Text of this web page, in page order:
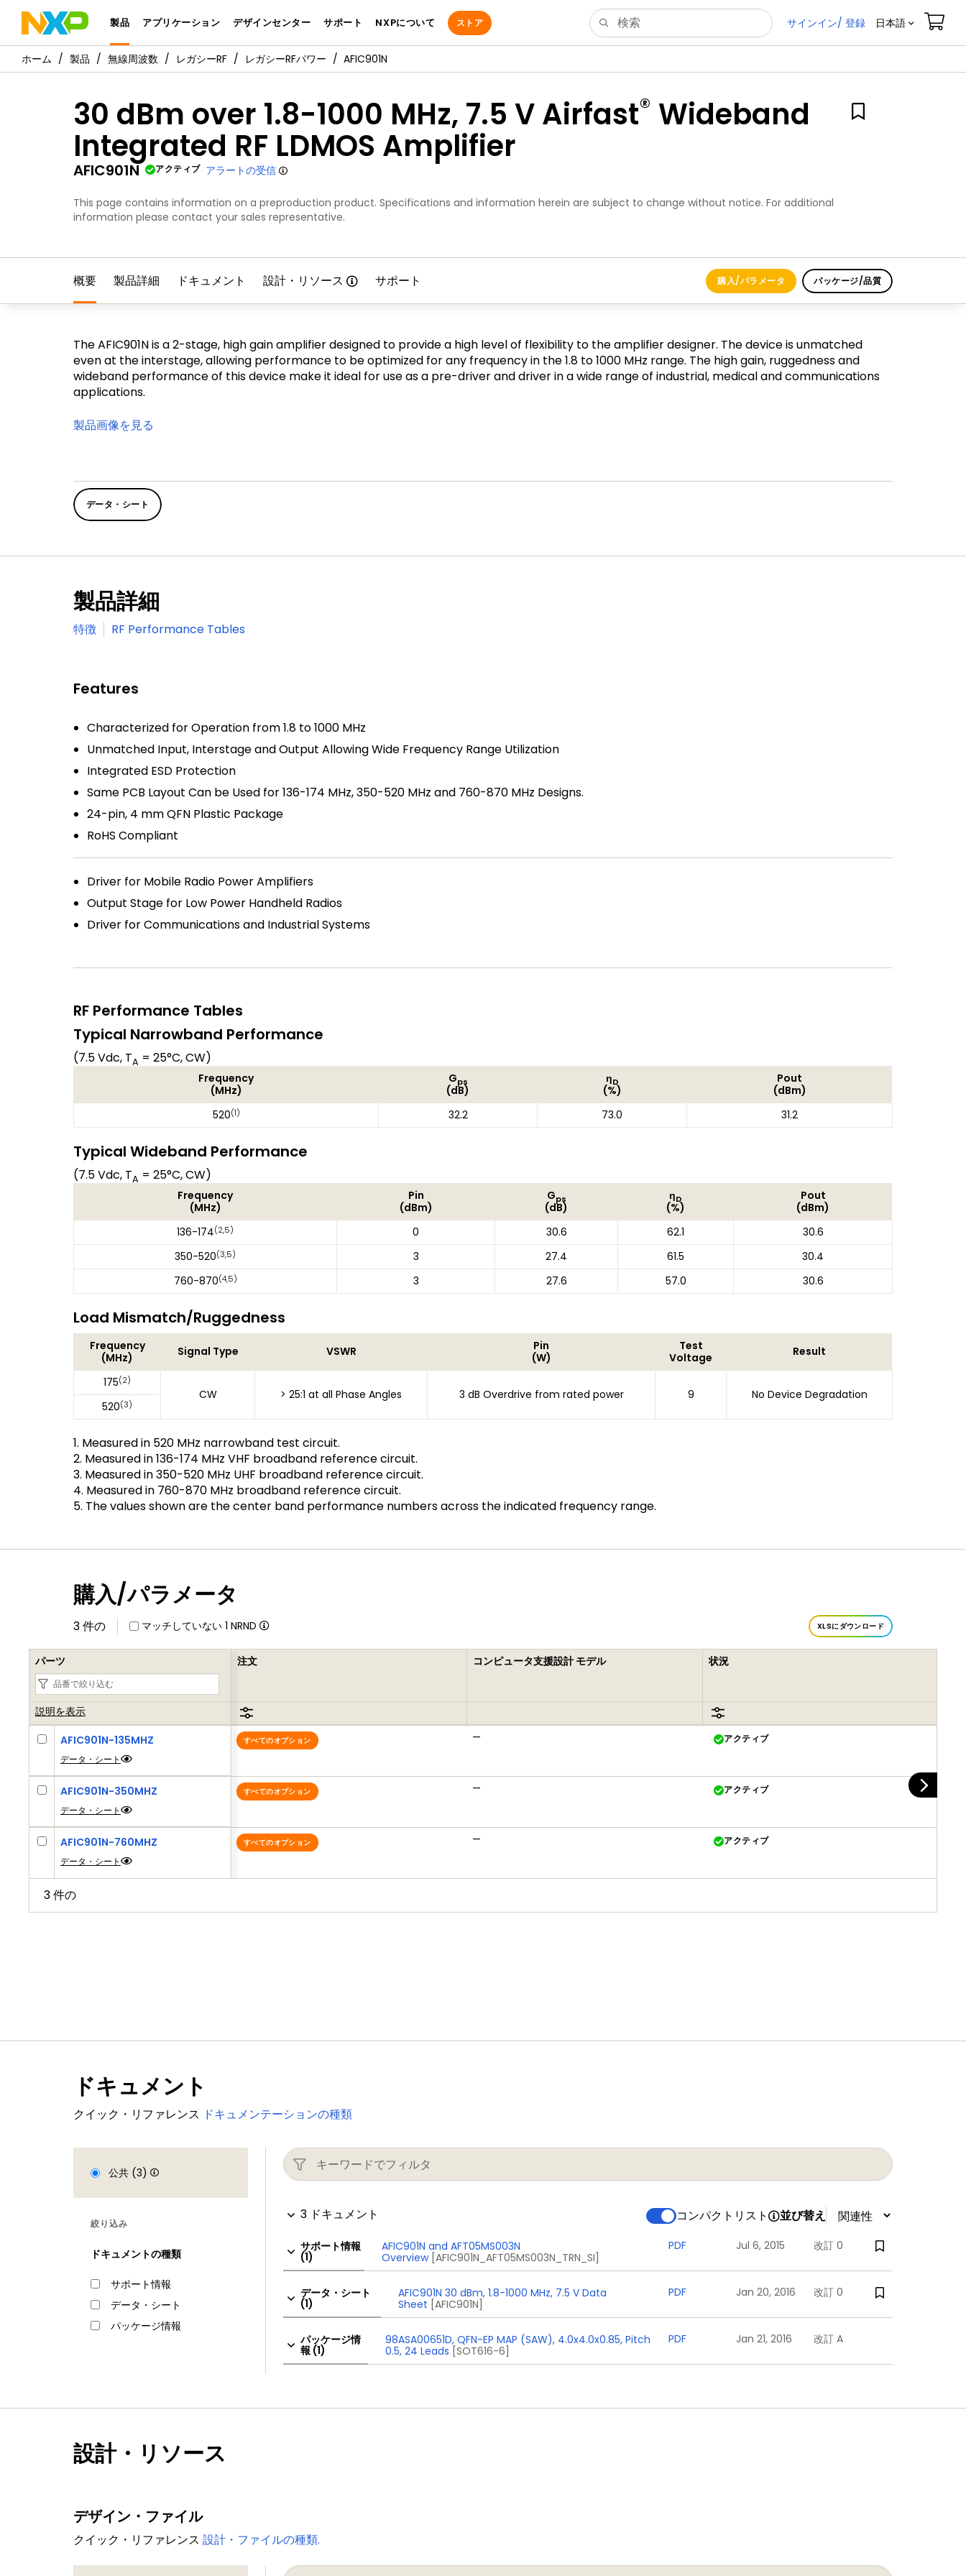
製品 アプリケーション デザインセンター サポート NXPについて ストア サインイン/ 登録 日本語
製品 無線周波数 レガシーRF レガシーRFパワー AFIC901N
30 dBm over 1.8-1000 MHz, 7.5 V Airfast® Wideband
Integrated RF LDMOS Amplifier
AFIC901N アクティブ アラートの受信
This page contains information on a preproduction product. Specifications and information herein are subject to change without notice. For additional
information please contact your sales representative.
概要 製品詳細 ドキュメント 設計・リソース サポート 購入/パラメータ パッケージ/品質
The AFIC901N is a 2-stage, high gain amplifier designed to provide a high level of flexibility to the amplifier designer. The device is unmatched
even at the interstage, allowing performance to be optimized for any frequency in the 1.8 to 1000 MHz range. The high gain, ruggedness and
wideband performance of this device make it ideal for use as a pre-driver and driver in a wide range of industrial, medical and communications
applications.
製品画像を見る
データ・シート
製品詳細
特徴 RF Performance Tables
Features
Characterized for Operation from 1.8 to 1000 MHz
Unmatched Input, Interstage and Output Allowing Wide Frequency Range Utilization
Integrated ESD Protection
Same PCB Layout Can be Used for 136-174 MHz, 350-520 MHz and 760-870 MHz Designs.
24-pin, 4 mm QFN Plastic Package
RoHS Compliant
Driver for Mobile Radio Power Amplifiers
Output Stage for Low Power Handheld Radios
Driver for Communications and Industrial Systems
RF Performance Tables
Typical Narrowband Performance
(7.5 Vdc, TA = 25°C, CW)
Frequency
(MHz)
Gps
(dB)
ηD
(%)
Pout
(dBm)
520(1) 32.2 73.0 31.2
Typical Wideband Performance
(7.5 Vdc, TA = 25°C, CW)
Frequency
(MHz)
Pin
(dBm)
Gps
(dB)
ηD
(%)
Pout
(dBm)
136-174(2,5) 0 30.6 62.1
30.6
350-520(3,5) 3 27.4 61.5
30.4
760-870(4,5) 3 27.6 57.0 30.6
Load Mismatch/Ruggedness
Frequency
(MHz)
Signal Type VSWR
Pin
(W)
Test
Voltage
Result
175(2)
CW > 25:1 at all Phase Angles 3 dB Overdrive from rated power 9
No Device Degradation
520(3)
1. Measured in 520 MHz narrowband test circuit.
2. Measured in 136-174 MHz VHF broadband reference circuit.
3. Measured in 350-520 MHz UHF broadband reference circuit.
4. Measured in 760-870 MHz broadband reference circuit.
5. The values shown are the center band performance numbers across the indicated frequency range.
購入/パラメータ
3 件の マッチしていない 1 NRND XLSにダウンロード
パーツ
説明を表示
注文 コンピュータ支援設計 モデル 状況
AFIC901N-135MHZ
データ・シート
すべてのオプション — アクティブ
AFIC901N-350MHZ
データ・シート
すべてのオプション — アクティブ
AFIC901N-760MHZ
データ・シート
すべてのオプション — アクティブ
3 件の
ドキュメント
クイック・リファレンス ドキュメンテーションの種類
公共 (3)
絞り込み
ドキュメントの種類
サポート情報
データ・シート
パッケージ情報
3 ドキュメント コンパクトリスト 並び替え
サポート情報
(1)
AFIC901N and AFT05MS003N
Overview [AFIC901N_AFT05MS003N_TRN_SI]
PDF Jul 6, 2015 改訂 0
データ・シート
(1)
AFIC901N 30 dBm, 1.8-1000 MHz, 7.5 V Data
Sheet [AFIC901N]
PDF Jan 20, 2016 改訂 0
パッケージ情
報 (1)
98ASA00651D, QFN-EP MAP (SAW), 4.0x4.0x0.85, Pitch
0.5, 24 Leads [SOT616-6]
PDF Jan 21, 2016 改訂 A
設計・リソース
デザイン・ファイル
クイック・リファレンス 設計・ファイルの種類.